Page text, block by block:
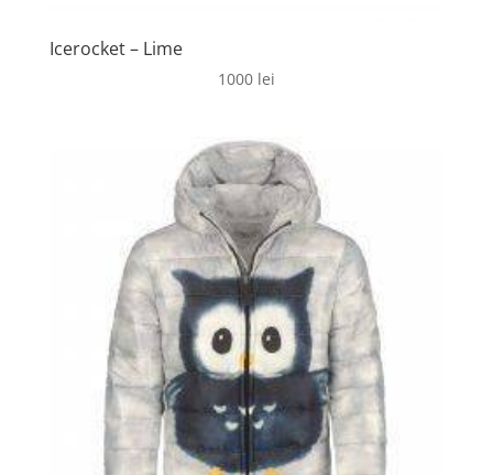
Icerocket – Lime
1000 lei